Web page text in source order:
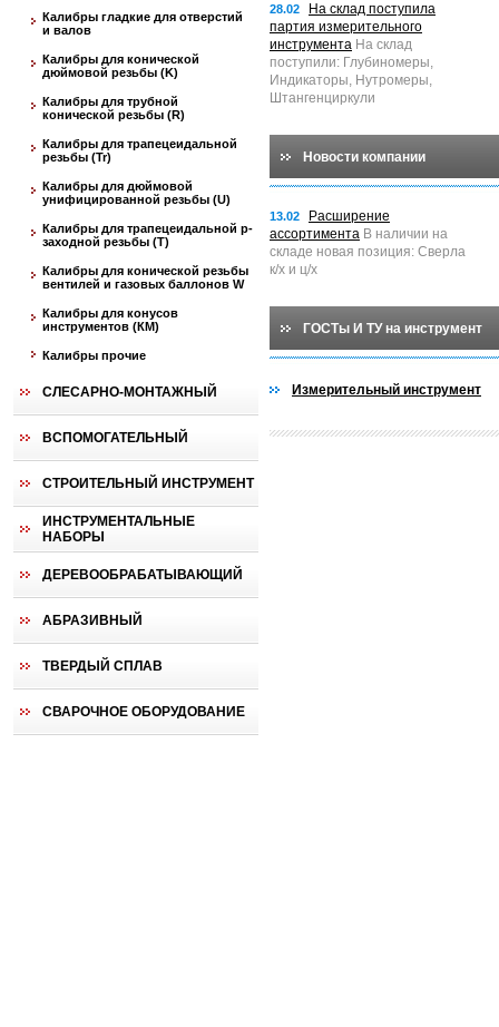
Калибры гладкие для отверстий
и валов
Калибры для конической
дюймовой резьбы (K)
Калибры для трубной
конической резьбы (R)
Калибры для трапецеидальной
резьбы (Tr)
Калибры для дюймовой
унифицированной резьбы (U)
Калибры для трапецеидальной p-
заходной резьбы (T)
Калибры для конической резьбы
вентилей и газовых баллонов W
Калибры для конусов
инструментов (КМ)
Калибры прочие
СЛЕСАРНО-МОНТАЖНЫЙ
ВСПОМОГАТЕЛЬНЫЙ
СТРОИТЕЛЬНЫЙ ИНСТРУМЕНТ
ИНСТРУМЕНТАЛЬНЫЕ
НАБОРЫ
ДЕРЕВООБРАБАТЫВАЮЩИЙ
АБРАЗИВНЫЙ
ТВЕРДЫЙ СПЛАВ
СВАРОЧНОЕ ОБОРУДОВАНИЕ
28.02
На склад поступила
партия измерительного
инструмента На склад
поступили: Глубиномеры,
Индикаторы, Нутромеры,
Штангенциркули
Новости компании
13.02
Расширение
ассортимента В наличии на
складе новая позиция: Сверла
к/х и ц/х
ГОСТы И ТУ на инструмент
Измерительный инструмент